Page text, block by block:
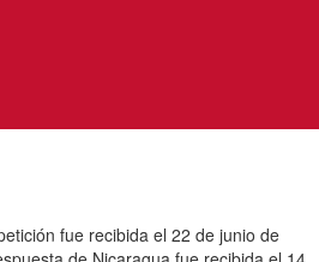
fue recibida el 22 de junio de